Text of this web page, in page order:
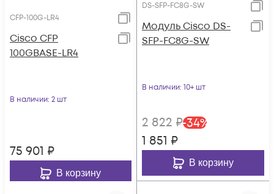
CFP-100G-LR4
Cisco CFP
100GBASE-LR4
В наличии: 2 шт
75 901 ₽
В корзину
DS-SFP-FC8G-SW
Модуль Cisco DS-
SFP-FC8G-SW
В наличии: 10+ шт
2 822 ₽-34%
1 851 ₽
В корзину